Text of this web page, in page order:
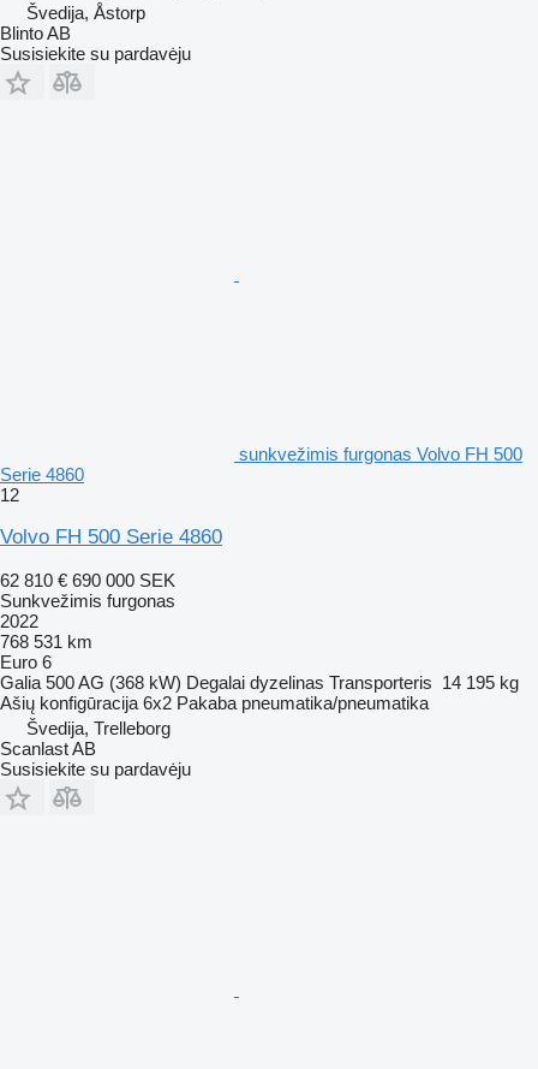
Švedija, Åstorp
Blinto AB
Susisiekite su pardavėju
sunkvežimis furgonas Volvo FH 500
Serie 4860
12
Volvo FH 500 Serie 4860
62 810 € 690 000 SEK
Sunkvežimis furgonas
2022
768 531 km
Euro 6
Galia 500 AG (368 kW) Degalai dyzelinas Transporteris 14 195 kg
Ašių konfigūracija 6x2 Pakaba pneumatika/pneumatika
Švedija, Trelleborg
Scanlast AB
Susisiekite su pardavėju